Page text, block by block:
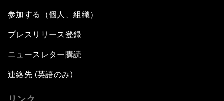
参加する（個人、組織）
プレスリリース登録
ニュースレター購読
連絡先 (英語のみ)